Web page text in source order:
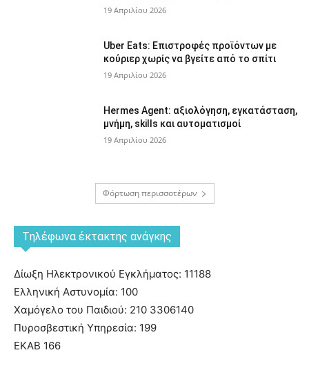
19 Απριλίου 2026
Uber Eats: Επιστροφές προϊόντων με
κούριερ χωρίς να βγείτε από το σπίτι
19 Απριλίου 2026
Hermes Agent: αξιολόγηση, εγκατάσταση,
μνήμη, skills και αυτοματισμοί
19 Απριλίου 2026
Φόρτωση περισσοτέρων
Tηλέφωνα έκτακτης ανάγκης
Δίωξη Ηλεκτρονικού Εγκλήματος: 11188
Ελληνική Αστυνομία: 100
Χαμόγελο του Παιδιού: 210 3306140
Πυροσβεστική Υπηρεσία: 199
ΕΚΑΒ 166